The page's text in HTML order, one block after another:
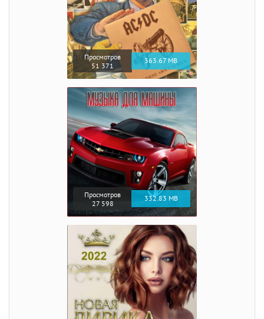
Просмотров
51 371
363.67 MB
Просмотров
27 598
332.83 MB